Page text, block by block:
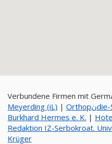
Verbundene Firmen mit
Meyerding (iL) | Orthopنdie-Schuhtechnik Gierse Inh.
Burkhard Hermes e. K. |
Redaktion IZ-Serbokroat.
Krüger